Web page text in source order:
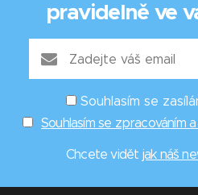
pravidelně ve
Souhlasím se
Souhlasím se zpracováním
Chcete vidět jak náš